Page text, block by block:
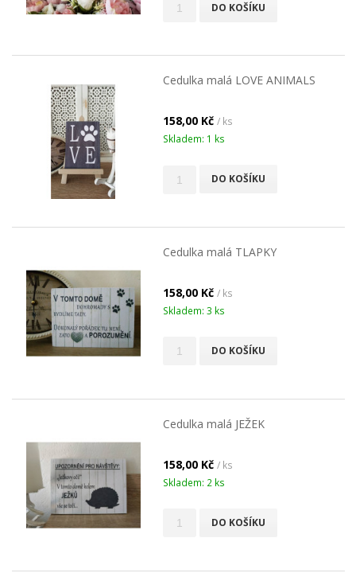
DO KOŠÍKU
Cedulka malá LOVE ANIMALS
158,00 Kč / ks
Skladem: 1 ks
DO KOŠÍKU
Cedulka malá TLAPKY
158,00 Kč / ks
Skladem: 3 ks
DO KOŠÍKU
Cedulka malá JEŽEK
158,00 Kč / ks
Skladem: 2 ks
DO KOŠÍKU